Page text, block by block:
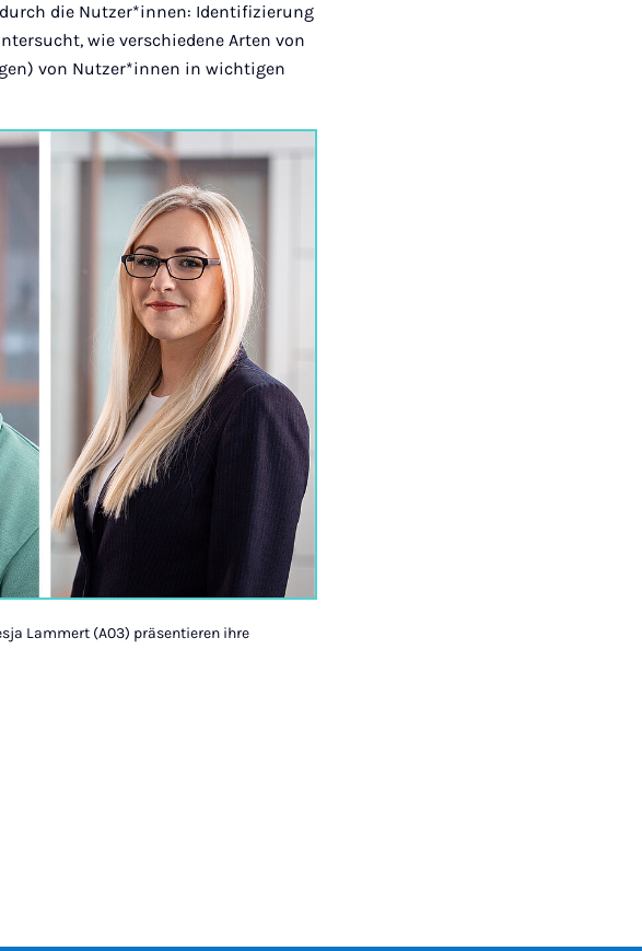
die Nutzer*innen: Identifizierung
wie verschiedene Arten von
von Nutzer*innen in wichtigen
Lammert (A03) präsentieren ihre